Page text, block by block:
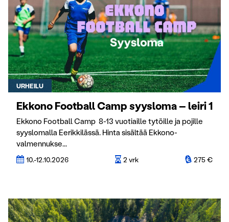
URHEILU
Ekkono Football Camp syysloma – leiri 1
Ekkono Football Camp 8-13 vuotiaille tytöille ja pojille
syyslomalla Eerikkilässä. Hinta sisältää Ekkono-
valmennukse...
10.-12.10.2026 2 vrk 275 €